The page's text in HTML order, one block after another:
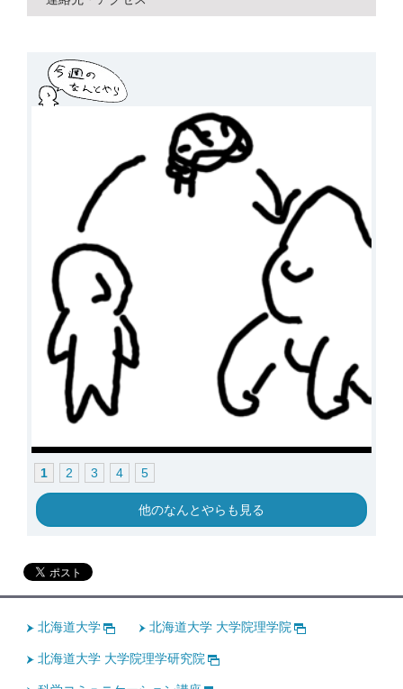
1 2 3 4 5
他のなんとやらも見る
北海道大学 北海道大学 大学院理学院
北海道大学 大学院理学研究院